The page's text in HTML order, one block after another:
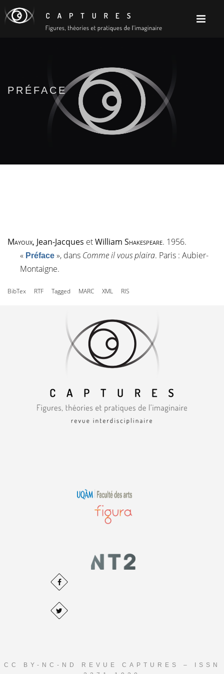
PRÉFACE
Mayoux, Jean-Jacques etWilliam Shakespeare. 1956.
« Préface », dans Comme il vous plaira. Paris : Aubier-
Montaigne.
BibTex RTF Tagged MARC XML RIS
CC BY-NC-ND REVUE CAPTURES – ISSN